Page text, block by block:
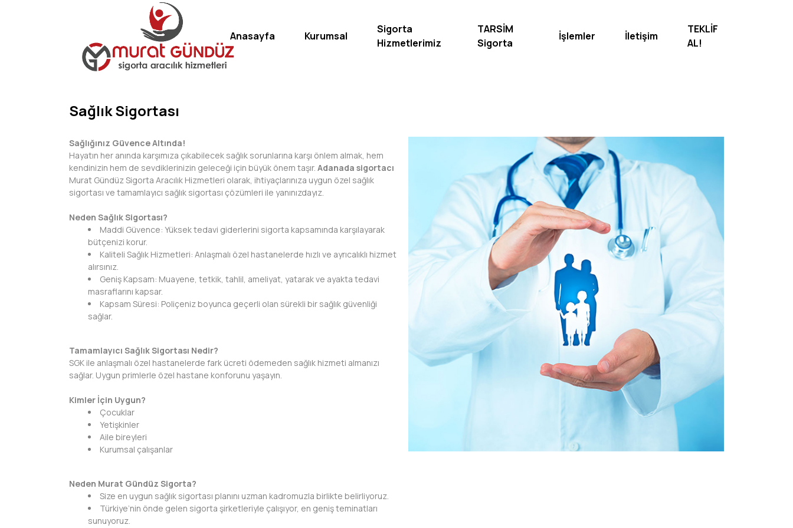
Sağlık Sigortası
Sağlığınız Güvence Altında!
Hayatın her anında karşımıza çıkabilecek sağlık sorunlarına karşı önlem almak, hem
kendinizin hem de sevdiklerinizin geleceği için büyük önem taşır. Adanada sigortacı
Murat Gündüz Sigorta Aracılık Hizmetleri olarak, ihtiyaçlarınıza uygun özel sağlık
sigortası ve tamamlayıcı sağlık sigortası çözümleri ile yanınızdayız.
Neden Sağlık Sigortası?
Maddi Güvence: Yüksek tedavi giderlerini sigorta kapsamında karşılayarak
bütçenizi korur.
Kaliteli Sağlık Hizmetleri: Anlaşmalı özel hastanelerde hızlı ve ayrıcalıklı hizmet
alırsınız.
Geniş Kapsam: Muayene, tetkik, tahlil, ameliyat, yatarak ve ayakta tedavi
masraflarını kapsar.
Kapsam Süresi: Poliçeniz boyunca geçerli olan sürekli bir sağlık güvenliği
sağlar.
Tamamlayıcı Sağlık Sigortası Nedir?
SGK ile anlaşmalı özel hastanelerde fark ücreti ödemeden sağlık hizmeti almanızı
sağlar. Uygun primlerle özel hastane konforunu yaşayın.
Kimler İçin Uygun?
Çocuklar
Yetişkinler
Aile bireyleri
Kurumsal çalışanlar
Neden Murat Gündüz Sigorta?
Size en uygun sağlık sigortası planını uzman kadromuzla birlikte belirliyoruz.
Türkiye’nin önde gelen sigorta şirketleriyle çalışıyor, en geniş teminatları
sunuyoruz.
Anasayfa Kurumsal
Sigorta
Hizmetlerimiz
TARSİM
Sigorta
İşlemler İletişim
TEKLİF
AL!